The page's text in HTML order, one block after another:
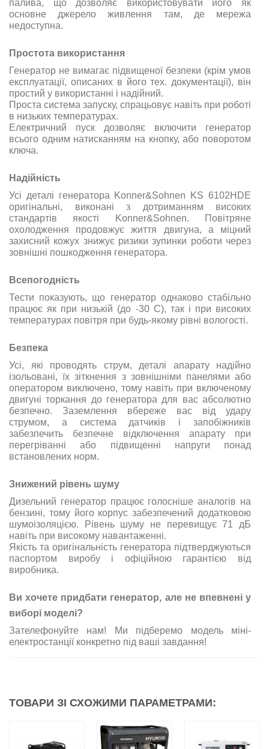
палива, що дозволяє використовувати його як
основне джерело живлення там, де мережа
недоступна.
Простота використання
Генератор не вимагає підвищеної безпеки (крім умов
експлуатації, описаних в його тех. документації), він
простий у використанні і надійний.
Проста система запуску, спрацьовує навіть при роботі
в низьких температурах.
Електричний пуск дозволяє включити генератор
всього одним натисканням на кнопку, або поворотом
ключа.
Надійність
Усі деталі генератора Konner&Sohnen KS 6102HDE
оригінальні, виконані з дотриманням високих
стандартів якості Konner&Sohnen.
Повітряне
охолодження продовжує життя двигуна, а міцний
захисний кожух знижує ризики зупинки роботи через
зовнішні пошкодження генератора.
Всепогодність
Тести показують, що генератор однаково стабільно
працює як при низькій (до -30 С), так і при високих
температурах повітря при будь-якому рівні вологості.
Безпека
Усі, які проводять струм, деталі апарату надійно
ізольовані, їх зіткнення з зовнішніми панелями або
оператором виключено, тому навіть при включеному
двигуні торкання до генератора для вас абсолютно
безпечно. Заземлення вбереже вас від удару
струмом, а система датчиків і запобіжників
забезпечить безпечне відключення апарату при
перегріванні або підвищенні напруги понад
встановлених норм.
Знижений рівень шуму
Дизельний генератор працює голосніше аналогів на
бензині, тому його корпус забезпечений додатковою
шумоізоляцією.
Рівень шуму не перевищує 71
дБ
навіть при високому навантаженні.
Якість та оригінальність генератора підтверджуються
паспортом виробу і офіційною гарантією від
виробника.
Ви хочете придбати генератор, але не впевнені у
виборі моделі?
Зателефонуйте нам! Ми підберемо модель міні-
електростанції конкретно під ваші завдання!
ТОВАРИ ЗІ СХОЖИМИ ПАРАМЕТРАМИ: